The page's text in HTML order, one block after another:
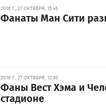
2016 Г., 27 ОКТЯБРЯ, 15:45
Фанаты Ман Сити
2016 Г., 27 ОКТЯБРЯ, 12:30
Фаны Вест Хэма и
стадионе